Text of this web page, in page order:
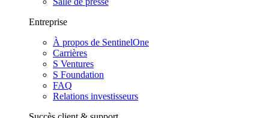
Entreprise
À propos de SentinelOne
Carrières
S Ventures
S Foundation
FAQ
Relations investisseurs